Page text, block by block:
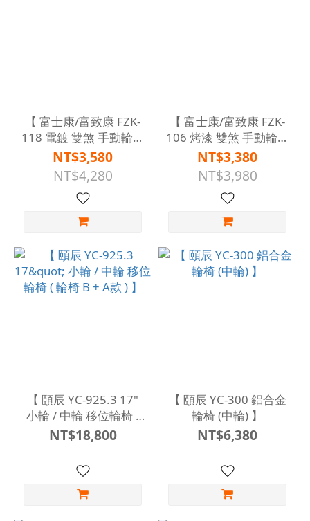
【 富士康/富致康 FZK-
118 電鍍 雙煞 手動輪椅
】
NT$3,580
NT$4,280
【 富士康/富致康 FZK-
106 烤漆 雙煞 手動輪椅
】
NT$3,380
NT$3,980
【 頤辰 YC-925.3 17"
小輪 / 中輪 移位輪椅 (
輪椅 B + A款 ) 】
NT$18,800
【 頤辰 YC-300 鋁合金
輪椅 (中輪) 】
NT$6,380